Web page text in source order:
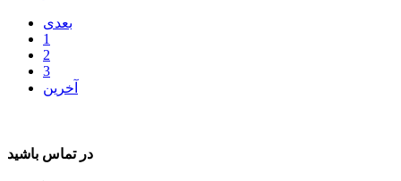
بعدی
1
2
3
آخرین
در تماس باشید